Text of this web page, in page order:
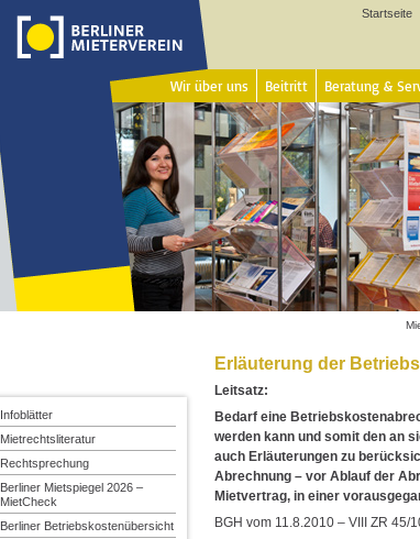
Startseite
Wir über uns Beitritt Beratung &
Erläuterung der
Leitsatz:
Bedarf eine
werden kann und somit den an
auch Erläuterungen zu
Abrechnung – vor Ablauf der
Mietvertrag, in einer
BGH vom 11.8.2010 – VIII ZR 45/
Infoblätter
Mietrechtsliteratur
Rechtsprechung
Berliner Mietspiegel 2026 –
MietCheck
Berliner Betriebskostenübersicht